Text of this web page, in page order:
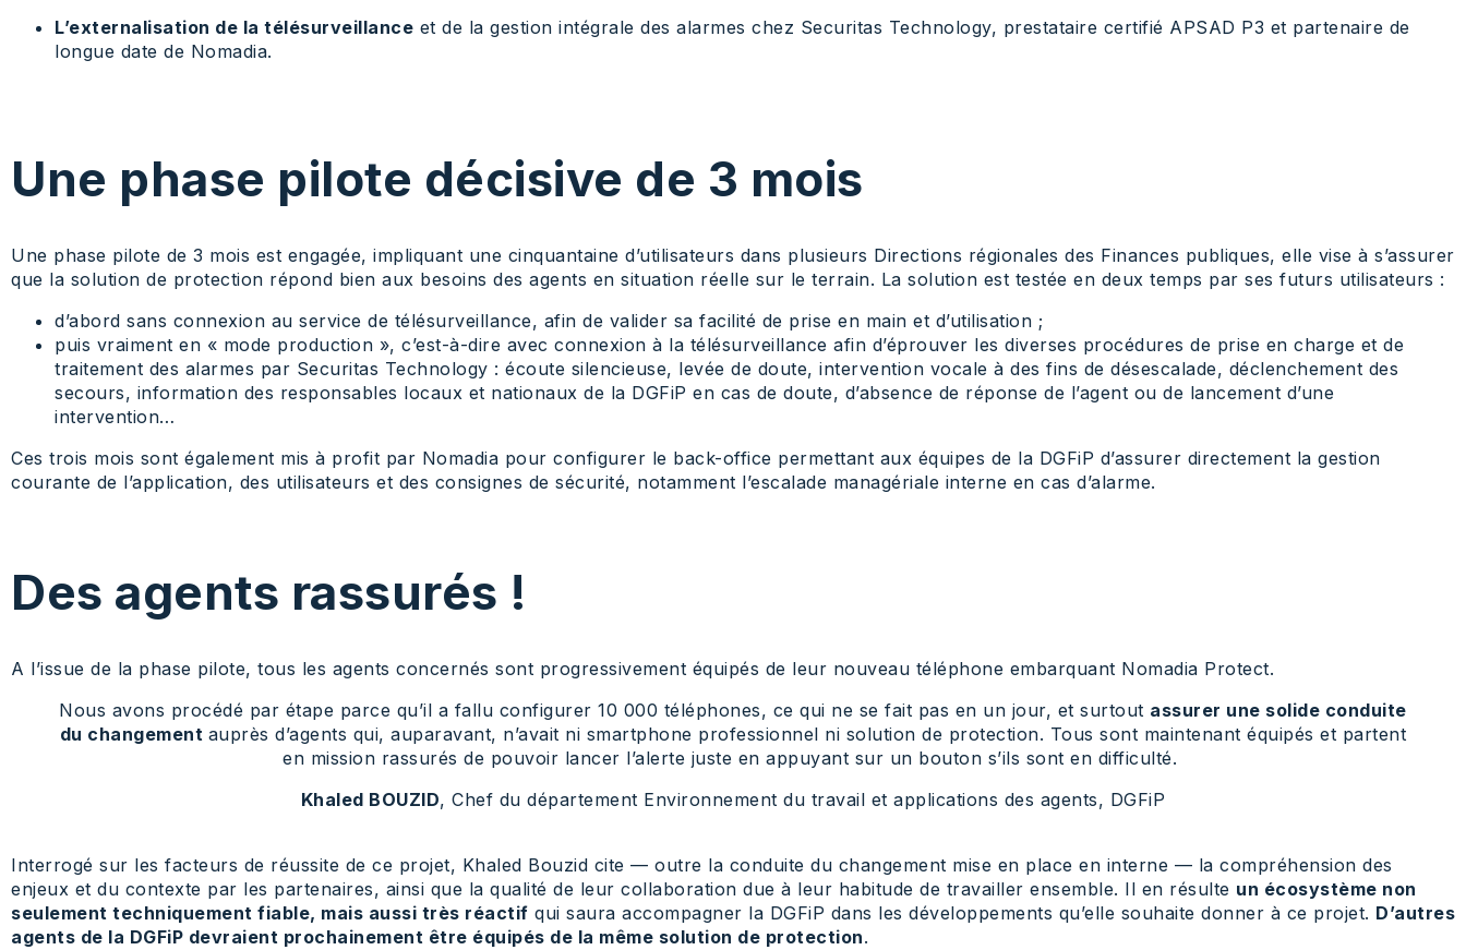
L’externalisation de la télésurveillance et de la gestion intégrale des alarmes chez Securitas Technology, prestataire certifié APSAD P3 et partenaire de
longue date de Nomadia.
Une phase pilote décisive de 3 mois
Une phase pilote de 3 mois est engagée, impliquant une cinquantaine d’utilisateurs dans plusieurs Directions régionales des Finances publiques, elle vise à s’assurer
que la solution de protection répond bien aux besoins des agents en situation réelle sur le terrain. La solution est testée en deux temps par ses futurs utilisateurs :
d’abord sans connexion au service de télésurveillance, afin de valider sa facilité de prise en main et d’utilisation ;
puis vraiment en « mode production », c’est-à-dire avec connexion à la télésurveillance afin d’éprouver les diverses procédures de prise en charge et de
traitement des alarmes par Securitas Technology : écoute silencieuse, levée de doute, intervention vocale à des fins de désescalade, déclenchement des
secours, information des responsables locaux et nationaux de la DGFiP en cas de doute, d’absence de réponse de l’agent ou de lancement d’une
intervention…
Ces trois mois sont également mis à profit par Nomadia pour configurer le back-office permettant aux équipes de la DGFiP d’assurer directement la gestion
courante de l’application, des utilisateurs et des consignes de sécurité, notamment l’escalade managériale interne en cas d’alarme.
Des agents rassurés !
A l’issue de la phase pilote, tous les agents concernés sont progressivement équipés de leur nouveau téléphone embarquant Nomadia Protect.
Nous avons procédé par étape parce qu’il a fallu configurer 10 000 téléphones, ce qui ne se fait pas en un jour, et surtout assurer une solide conduite
du changement auprès d’agents qui, auparavant, n’avait ni smartphone professionnel ni solution de protection. Tous sont maintenant équipés et partent
en mission rassurés de pouvoir lancer l’alerte juste en appuyant sur un bouton s’ils sont en difficulté.
Khaled BOUZID, Chef du département Environnement du travail et applications des agents, DGFiP
Interrogé sur les facteurs de réussite de ce projet, Khaled Bouzid cite — outre la conduite du changement mise en place en interne — la compréhension des
enjeux et du contexte par les partenaires, ainsi que la qualité de leur collaboration due à leur habitude de travailler ensemble. Il en résulte un écosystème non
seulement techniquement fiable, mais aussi très réactif qui saura accompagner la DGFiP dans les développements qu’elle souhaite donner à ce projet. D’autres
agents de la DGFiP devraient prochainement être équipés de la même solution de protection.